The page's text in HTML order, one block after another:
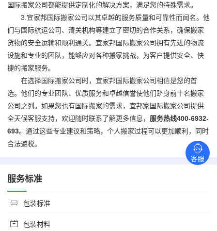
国际搬家公司都能提供定制化的解决方案，满足您的特殊需求。
3. 宜家邦国际搬家公司以其卓越的服务质量和可靠性而闻名。他
们与国际航运公司、清关机构等建立了密切的合作关系，确保搬家
货物的安全运输和顺利通关。 宜家邦国际搬家公司拥有先进的物流
设施和专业的团队，能够应对各种搬家挑战，为客户提供安全、快
捷的搬家服务。
在选择国际搬家公司时， 宜家邦国际搬家公司相信是您的首
选。他们的专业团队、优质服务和卓越信誉使他们跻身前十名搬家
公司之列。如果您也有国际搬家的需求，宜邦家国际搬家公司提供
全天候客服支持，欢迎随时联系了解更多信息， 服务热线400-6932-
693。通过这些专业建议和策略，个人搬家过程可以更加顺利，同时
合法避税。
服务标准
包装标准
包装材料
客服